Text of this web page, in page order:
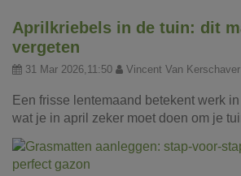
Aprilkriebels in de tuin: dit
vergeten
31 Mar 2026,11:50 Vincent Van Kerschaver
Een frisse lentemaand betekent werk
wat je in april zeker moet doen om je